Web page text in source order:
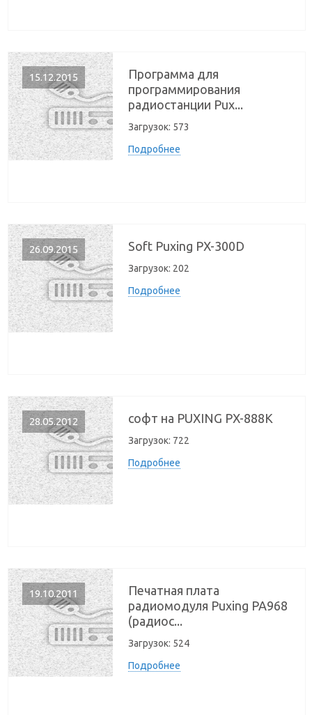
15.12.2015
Программа для
программирования
радиостанции Pux...
Загрузок: 573
Подробнее
26.09.2015 Soft Puxing PX-300D
Загрузок: 202
Подробнее
28.05.2012 софт на PUXING PX-888K
Загрузок: 722
Подробнее
19.10.2011
Печатная плата
радиомодуля Puxing PA968
(радиос...
Загрузок: 524
Подробнее